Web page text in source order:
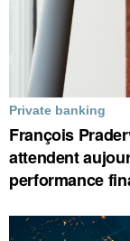
Private banking
François
attendent
performance